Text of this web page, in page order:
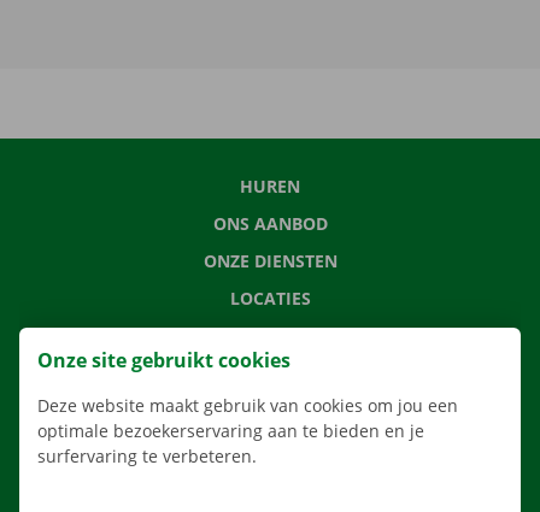
HUREN
ONS AANBOD
ONZE DIENSTEN
LOCATIES
APP
VERHUISOPLOSSINGEN
Onze site gebruikt cookies
Deze website maakt gebruik van cookies om jou een
optimale bezoekerservaring aan te bieden en je
surfervaring te verbeteren.